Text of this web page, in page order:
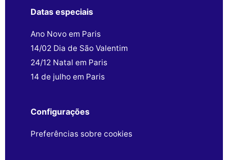
Datas especiais
Ano Novo em Paris
14/02 Dia de São Valentim
24/12 Natal em Paris
14 de julho em Paris
Configurações
Preferências sobre cookies